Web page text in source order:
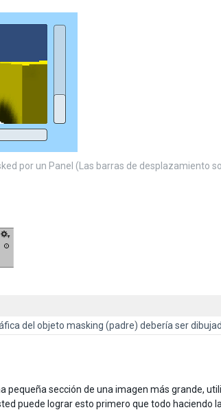
por un Panel (Las barras de desplazamiento
del objeto masking (padre) debería ser
pequeña sección de una imagen más grande,
puede lograr esto primero que todo haciendo